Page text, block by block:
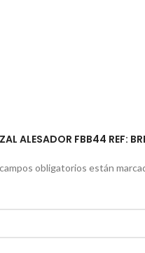
ALESADOR FBB44 REF:
obligatorios están